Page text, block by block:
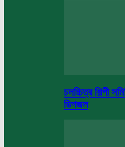
চলচ্চিত্র শিল্পী
ডিপজল